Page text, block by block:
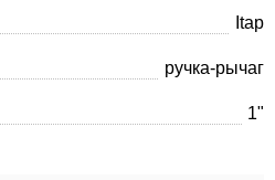
Itap
ручка-рычаг
1"